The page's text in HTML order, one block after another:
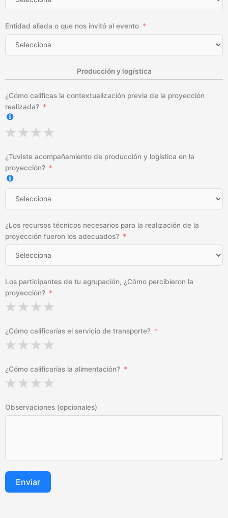
Entidad aliada o que nos invitó al evento
Producción y logística
¿Cómo calificas la contextualización previa de la proyección
realizada?
¿Tuviste acompañamiento de producción y logística en la
proyección?
¿Los recursos técnicos necesarios para la realización de la
proyección fueron los adecuados?
Los participantes de tu agrupación, ¿Cómo percibieron la
proyección?
¿Cómo calificarías el servicio de transporte?
¿Cómo calificarías la alimentación?
Observaciones (opcionales)
Enviar